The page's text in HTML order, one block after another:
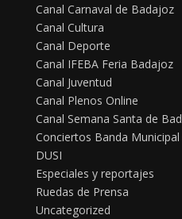
Canal Carnaval de Badajoz
Canal Cultura
Canal Deporte
Canal IFEBA Feria Badajoz
Canal Juventud
Canal Plenos Online
Canal Semana Santa de
Conciertos Banda
DUSI
Especiales y reportajes
Ruedas de Prensa
Uncategorized